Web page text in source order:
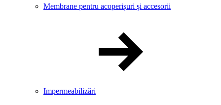
Membrane pentru acoperișuri și accesorii
Impermeabilizări